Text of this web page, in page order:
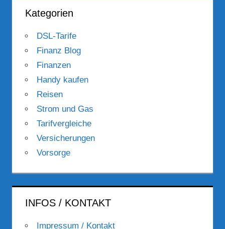
Kategorien
DSL-Tarife
Finanz Blog
Finanzen
Handy kaufen
Reisen
Strom und Gas
Tarifvergleiche
Versicherungen
Vorsorge
INFOS / KONTAKT
Impressum / Kontakt